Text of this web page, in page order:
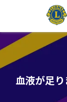
ライオンズクラブ国際
血液が足